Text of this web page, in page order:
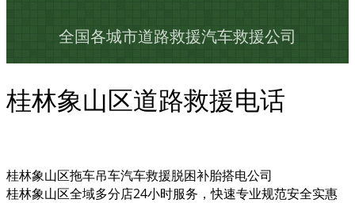
全国各城市道路救援汽车救援公司
桂林象山区道路救援电话
桂林象山区拖车吊车汽车救援脱困补胎搭电公司
桂林象山区全域多分店24小时服务，快速专业规范安全实惠